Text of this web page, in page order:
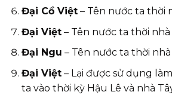
Đại Cồ Việt– Tên nước ta thời
Đại Việt– Tên nước ta thời nhà
Đại Ngu – Tên nước ta thời
Đại Việt– Lại được sử dụng
ta vào thời kỳ Hậu Lê và nhà